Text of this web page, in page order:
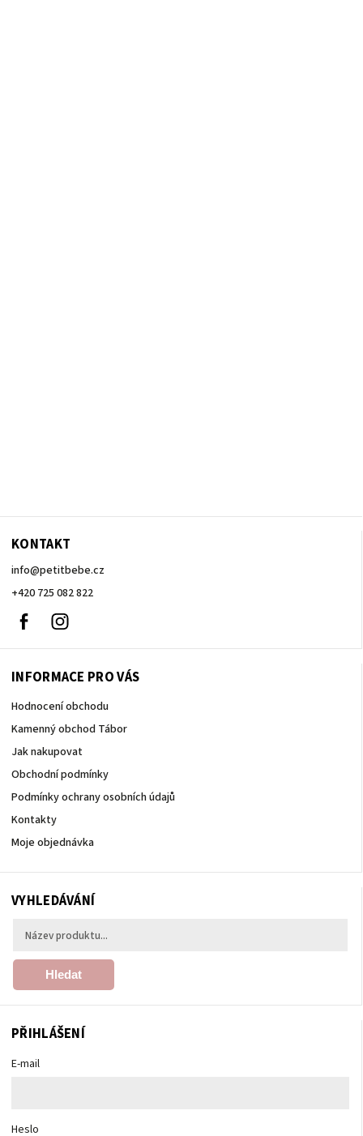
KONTAKT
info@petitbebe.cz
+420 725 082 822
Facebook
INFORMACE PRO VÁS
Hodnocení obchodu
Kamenný obchod Tábor
Jak nakupovat
Obchodní podmínky
Podmínky ochrany osobních údajů
Kontakty
Moje objednávka
VYHLEDÁVÁNÍ
Hledat
PŘIHLÁŠENÍ
E-mail
Heslo